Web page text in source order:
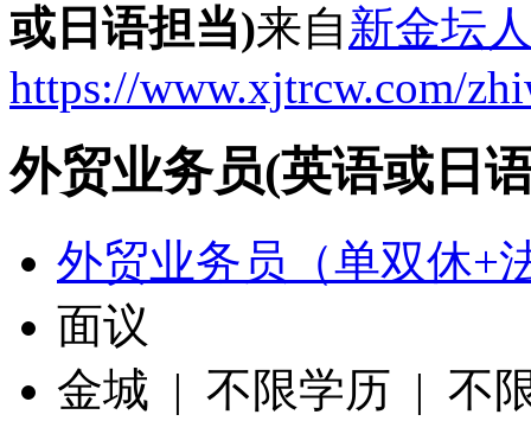
或日语担当)来自新金坛
https://www.xjtrcw.com/
外贸业务员(英语或日
外贸业务员（单双休+
面议
金城 | 不限学历 | 不